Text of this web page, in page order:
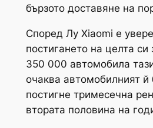
бързото доставяне на
Според Лу Xiaomi е
постигането на целта си
350 000 автомобила
очаква автомобилният й
постигне тримесечна
втората половина на